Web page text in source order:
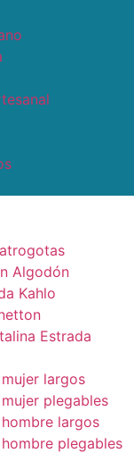
Algodón
Kahlo
Estrada
largos
plegables
largos
plegables